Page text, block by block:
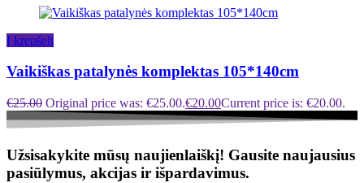
Į krepšelį
Vaikiškas patalynės komplektas 105*140cm
€25.00 Original price was: €25.00.€20.00Current price is: €20.00.
Užsisakykite mūsų naujienlaiškį! Gausite naujausius
pasiūlymus, akcijas ir išpardavimus.